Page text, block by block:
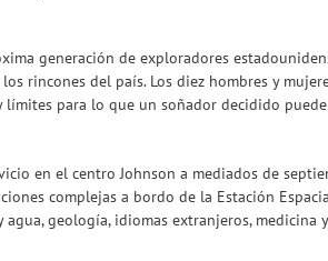
generación de exploradores
rincones del país. Los diez hombres y
para lo que un soñador decidido
en el centro Johnson a mediados de
complejas a bordo de la Estación
geología, idiomas extranjeros, medicina